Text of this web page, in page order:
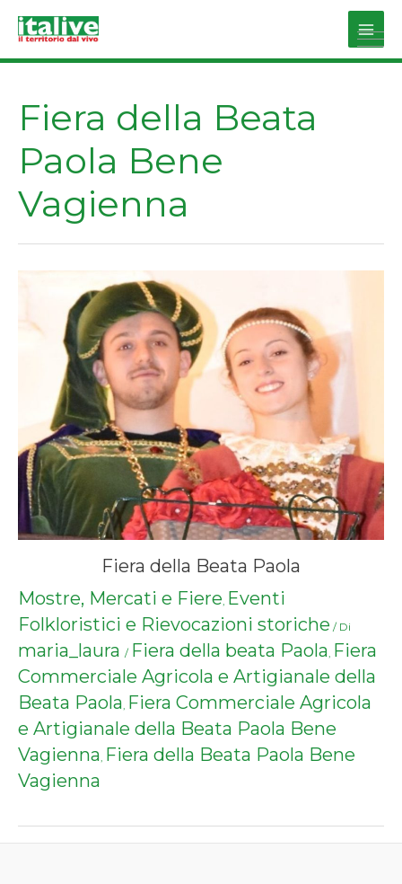
Main
Fiera della Beata
Paola Bene
Vagienna
Fiera della Beata Paola
Mostre, Mercati e Fiere, Eventi
Folkloristici e Rievocazioni storiche / Di
maria_laura / Fiera della beata Paola, Fiera
Commerciale Agricola e Artigianale della
Beata Paola, Fiera Commerciale Agricola
e Artigianale della Beata Paola Bene
Vagienna, Fiera della Beata Paola Bene
Vagienna